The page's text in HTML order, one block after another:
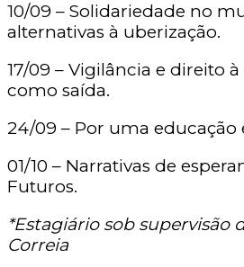
10/09 – Solidariedade no
alternativas à uberização.
17/09 – Vigilância e direito
como saída.
24/09 – Por uma educação
01/10 – Narrativas de
Futuros.
*Estagiário sob supervisão
Correia